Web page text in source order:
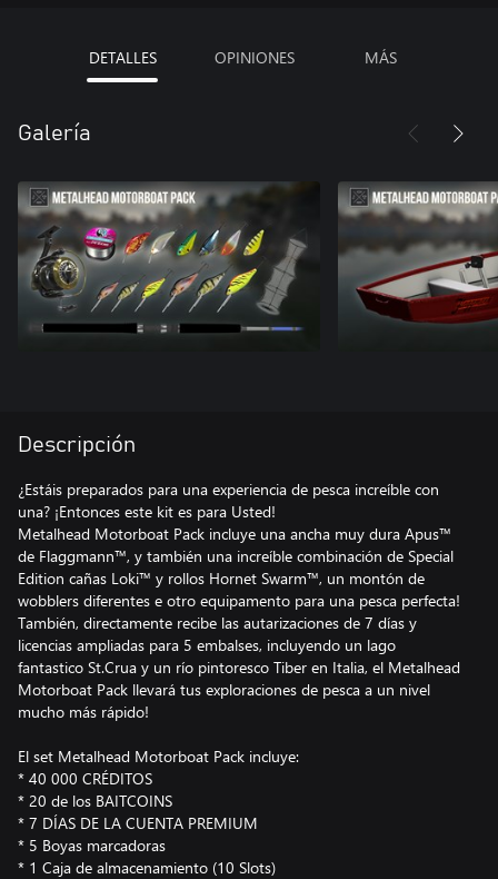
DETALLES OPINIONES MÁS
Galería
Descripción
¿Estáis preparados para una experiencia de pesca increíble con
una? ¡Entonces este kit es para Usted!
Metalhead Motorboat Pack incluye una ancha muy dura Apus™
de Flaggmann™, y también una increíble combinación de Special
Edition cañas Loki™ y rollos Hornet Swarm™, un montón de
wobblers diferentes e otro equipamento para una pesca perfecta!
También, directamente recibe las autarizaciones de 7 días y
licencias ampliadas para 5 embalses, incluyendo un lago
fantastico St.Crua y un río pintoresco Tiber en Italia, el Metalhead
Motorboat Pack llevará tus exploraciones de pesca a un nivel
mucho más rápido!
El set Metalhead Motorboat Pack incluye:
* 40 000 CRÉDITOS
* 20 de los BAITCOINS
* 7 DÍAS DE LA CUENTA PREMIUM
* 5 Boyas marcadoras
* 1 Caja de almacenamiento (10 Slots)